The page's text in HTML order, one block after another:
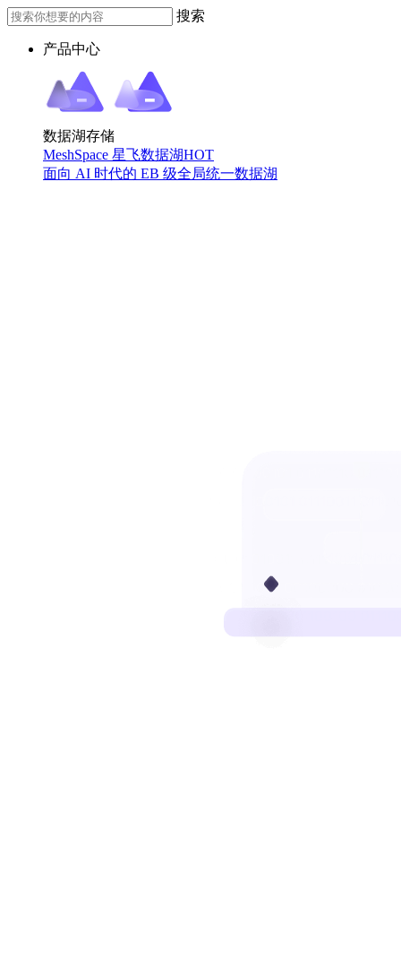
搜索
产品中心
数据湖存储
MeshSpace 星飞数据湖HOT
面向 AI 时代的 EB 级全局统一数据湖